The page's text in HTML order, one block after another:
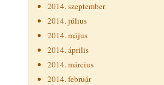
2014. szeptember
2014. július
2014. május
2014. április
2014. március
2014. február